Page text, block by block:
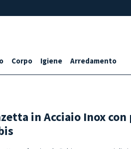
Corpo Igiene Arredamento
in Acciaio Inox